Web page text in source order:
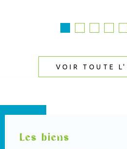
VOIR TOUTE
Les biens